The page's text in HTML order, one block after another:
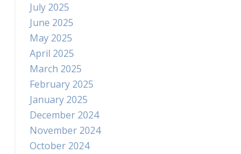
July 2025
June 2025
May 2025
April 2025
March 2025
February 2025
January 2025
December 2024
November 2024
October 2024